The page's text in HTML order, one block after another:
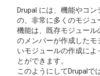
Drupal には、機能やコ
の、非常に多くのモジュ
機能は、既存モジュール
のメンバーが作成したモ
いモジュールの作成によ
とができます。
このようにしてDrupalで